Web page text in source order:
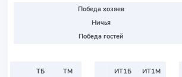
Победа хозяев
Ничья
Победа гостей
ТБ
ТМ
ИТ1Б
ИТ1М